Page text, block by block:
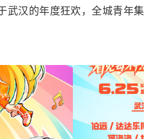
武汉的年度狂欢，全城青年集